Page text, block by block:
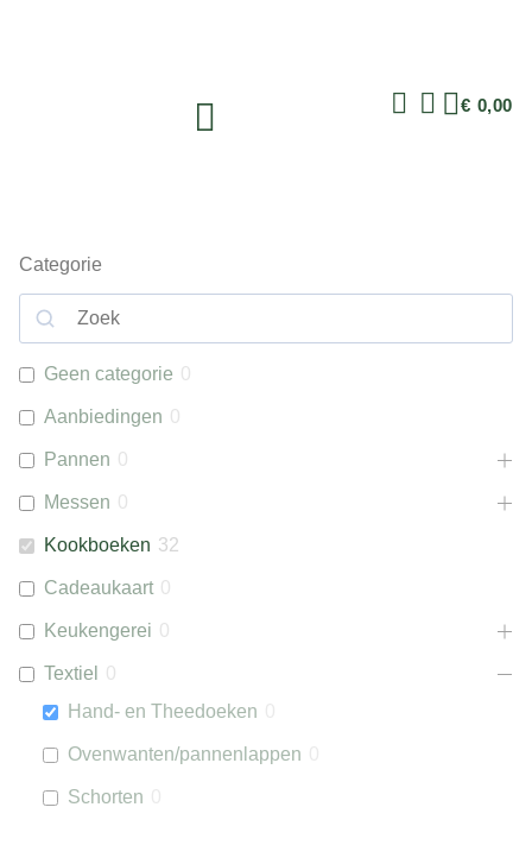
€ 0,00
Categorie
Geen categorie 0
Aanbiedingen 0
Pannen 0
Messen 0
Kookboeken 32
Cadeaukaart 0
Keukengerei 0
Textiel
0
Hand- en Theedoeken
Ovenwanten/pannenlappen
Schorten